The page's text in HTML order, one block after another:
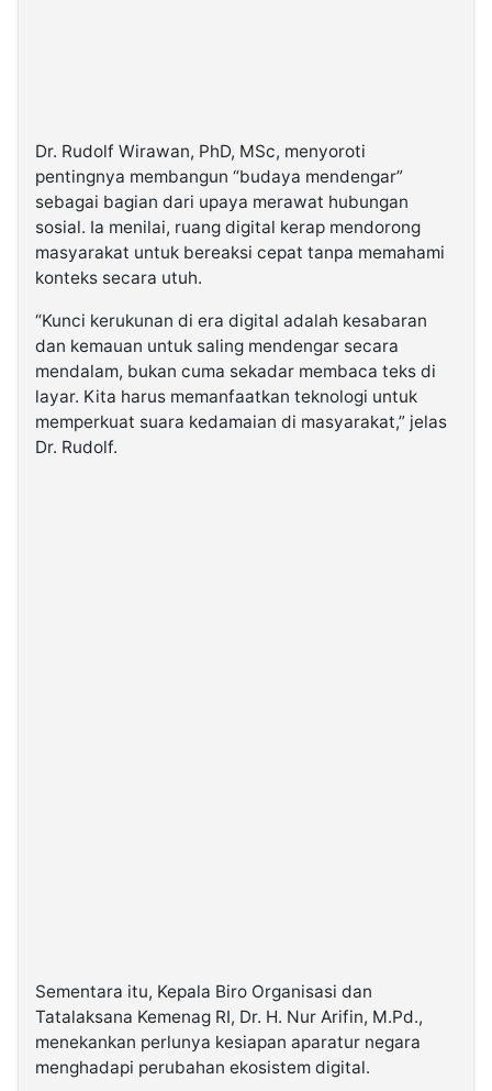
Dr. Rudolf Wirawan, PhD, MSc, menyoroti
pentingnya membangun “budaya mendengar”
sebagai bagian dari upaya merawat hubungan
sosial. Ia menilai, ruang digital kerap mendorong
masyarakat untuk bereaksi cepat tanpa memahami
konteks secara utuh.
“Kunci kerukunan di era digital adalah kesabaran
dan kemauan untuk saling mendengar secara
mendalam, bukan cuma sekadar membaca teks di
layar. Kita harus memanfaatkan teknologi untuk
memperkuat suara kedamaian di masyarakat,” jelas
Dr. Rudolf.
Sementara itu, Kepala Biro Organisasi dan
Tatalaksana Kemenag RI, Dr. H. Nur Arifin, M.Pd.,
menekankan perlunya kesiapan aparatur negara
menghadapi perubahan ekosistem digital.